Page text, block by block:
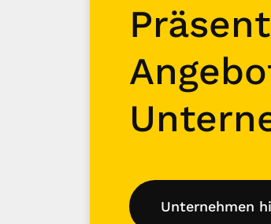
Unternehmen